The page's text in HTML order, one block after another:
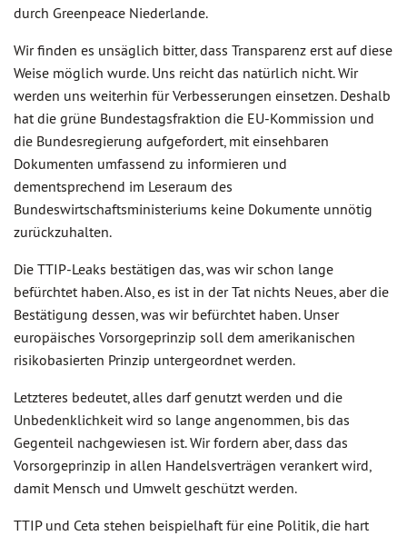
durch Greenpeace Niederlande.
Wir finden es unsäglich bitter, dass Transparenz erst auf diese
Weise möglich wurde. Uns reicht das natürlich nicht. Wir
werden uns weiterhin für Verbesserungen einsetzen. Deshalb
hat die grüne Bundestagsfraktion die EU-Kommission und
die Bundesregierung aufgefordert, mit einsehbaren
Dokumenten umfassend zu informieren und
dementsprechend im Leseraum des
Bundeswirtschaftsministeriums keine Dokumente unnötig
zurückzuhalten.
Die TTIP-Leaks bestätigen das, was wir schon lange
befürchtet haben. Also, es ist in der Tat nichts Neues, aber die
Bestätigung dessen, was wir befürchtet haben. Unser
europäisches Vorsorgeprinzip soll dem amerikanischen
risikobasierten Prinzip untergeordnet werden.
Letzteres bedeutet, alles darf genutzt werden und die
Unbedenklichkeit wird so lange angenommen, bis das
Gegenteil nachgewiesen ist. Wir fordern aber, dass das
Vorsorgeprinzip in allen Handelsverträgen verankert wird,
damit Mensch und Umwelt geschützt werden.
TTIP und Ceta stehen beispielhaft für eine Politik, die hart